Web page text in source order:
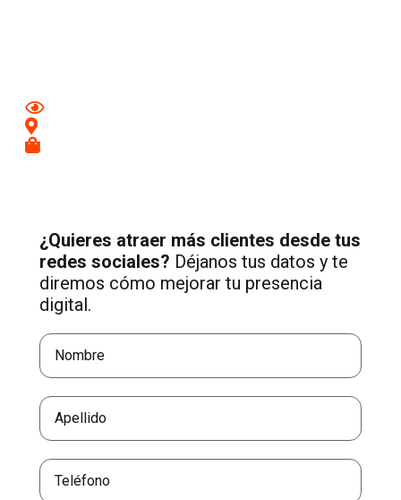
¿Quieres atraer más clientes desde tus
redes sociales? Déjanos tus datos y te
diremos cómo mejorar tu presencia
digital.